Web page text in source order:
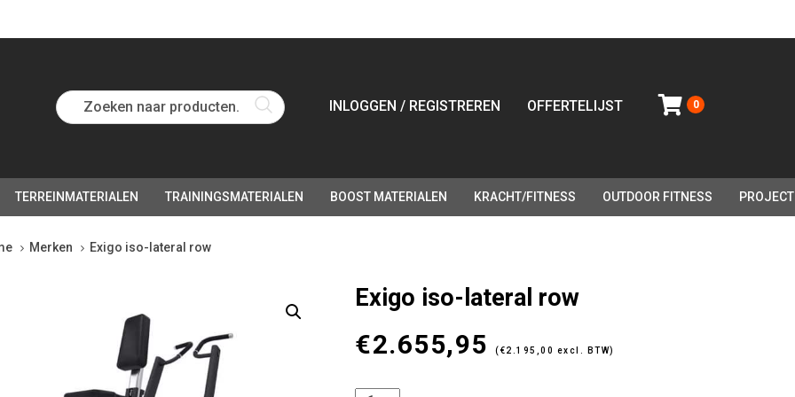
Zoeken naar producten... INLOGGEN / REGISTREREN OFFERTELIJST 0
TERREINMATERIALEN TRAININGSMATERIALEN BOOST MATERIALEN KRACHT/FITNESS OUTDOOR FITNESS
Merken Exigo iso-lateral row
Exigo iso-lateral row
€2.655,95 (€2.195,00 excl. BTW)